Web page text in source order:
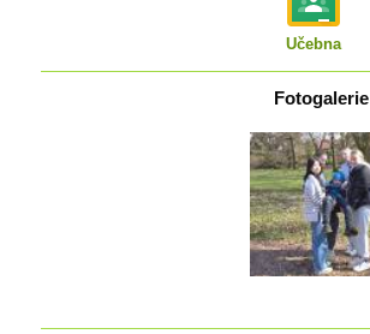
Učebna
Fotogalerie